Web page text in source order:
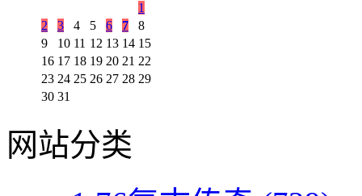
1
2
3 4 5 6 7
8
9
10 11 12 13 14 15
16 17 18 19 20 21 22
23 24 25 26 27 28 29
30 31
网站分类